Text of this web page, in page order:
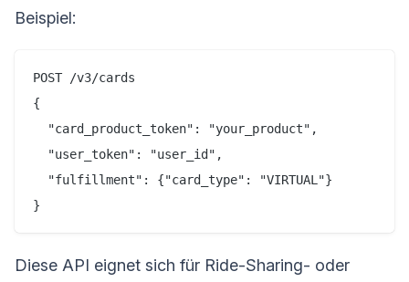
Beispiel:
POST /v3/cards
{
  "card_product_token": "your_product",
  "user_token": "user_id",
  "fulfillment": {"card_type": "VIRTUAL"}
Diese API eignet sich für Ride-Sharing- oder